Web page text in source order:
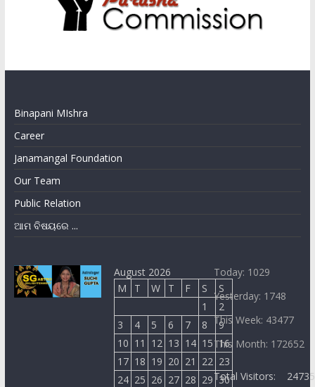
Binapani MIshra
Career
Janamangal Foundation
Our Team
Public Relation
ଆମ ବିଷୟରେ ...
August 2026
M
T W T F S
S
1
2
3
4 5 6 7 8
9
10 11 12 13 14 15 16
17 18 19 20 21 22 23
24 25 26 27 28 29 30
Today: 1029
Yesterday: 1748
This Week: 43477
This Month: 172652
Total Visitors: